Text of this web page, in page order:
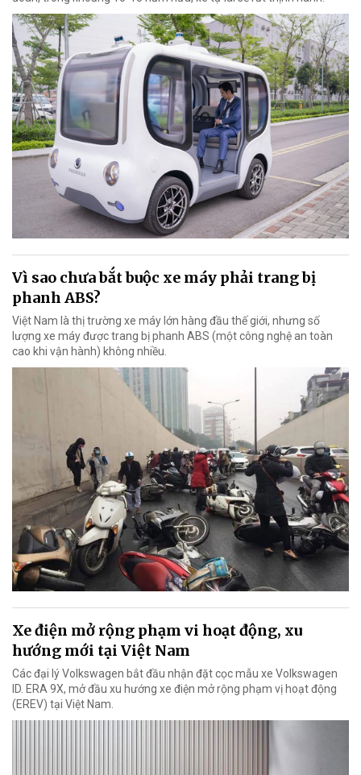
Vì sao chưa bắt buộc xe máy phải trang bị
phanh ABS?
Việt Nam là thị trường xe máy lớn hàng đầu thế giới, nhưng số
lượng xe máy được trang bị phanh ABS (một công nghệ an toàn
cao khi vận hành) không nhiều.
Xe điện mở rộng phạm vi hoạt động, xu
hướng mới tại Việt Nam
Các đại lý Volkswagen bắt đầu nhận đặt cọc mẫu xe Volkswagen
ID. ERA 9X, mở đầu xu hướng xe điện mở rộng phạm vị hoạt động
(EREV) tại Việt Nam.